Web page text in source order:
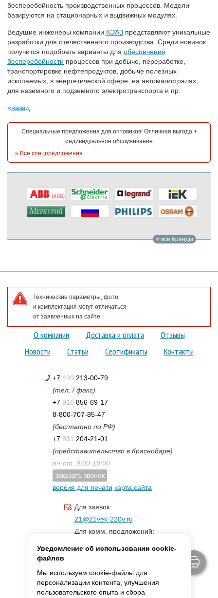
бесперебойность производственных процессов. Модели
базируются на стационарных и выдвижных модулях.
Ведущие инженеры компании КЭАЗ представляют уникальные
разработки для отечественного производства. Среди новинок
получится подобрать варианты для обеспечения
бесперебойности процессов при добыче, переработке,
транспортировке нефтепродуктов, добыче полезных
ископаемых, в энергетической сфере, на автомагистралях,
для наземного и подземного электротранспорта и пр.
назад
Специальные предложения для оптовиков! Отличная выгода +
индивидуальное обслуживание
» Все спецпредложения
все бренды
Технические параметры, фото
и комплектация могут отличаться
от заявленных на сайте
О компании Доставка и оплата
Отзывы
Новости
Статьи Сертификаты Контакты
+7 499 213-00-79
(тел. / факс)
+7 916 856-69-17
8-800-707-85-47
(бесплатно по РФ)
+7 861 204-21-01
(представительство в Краснодаре)
пн-пт. 9:00-18:00
заказать звонок
версия для печати карта сайта
Для заявок:
21@21vek-220v.ru
Для комм. предложений:
Уведомление об использовании cookie-
файлов
Мы используем cookie-файлы для
персонализации контента, улучшения
пользовательского опыта и сбора